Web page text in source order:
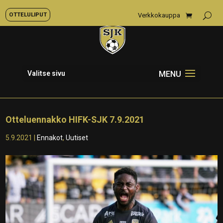
OTTELULIPUT Verkkokauppa
Valitse sivu
Otteluennakko HIFK-SJK 7.9.2021
5.9.2021 Ennakot,Uutiset